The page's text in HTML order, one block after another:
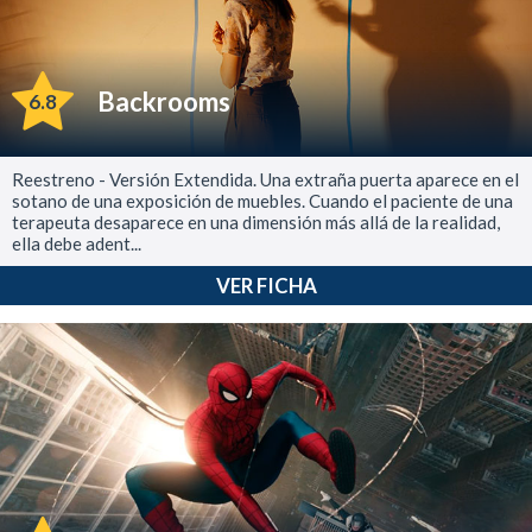
6.8 Backrooms
Reestreno - Versión Extendida. Una extraña puerta aparece en el
sotano de una exposición de muebles. Cuando el paciente de una
terapeuta desaparece en una dimensión más allá de la realidad,
ella debe adent...
VER FICHA